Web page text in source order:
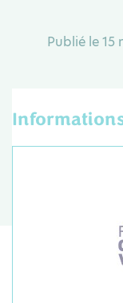
Publié le 15